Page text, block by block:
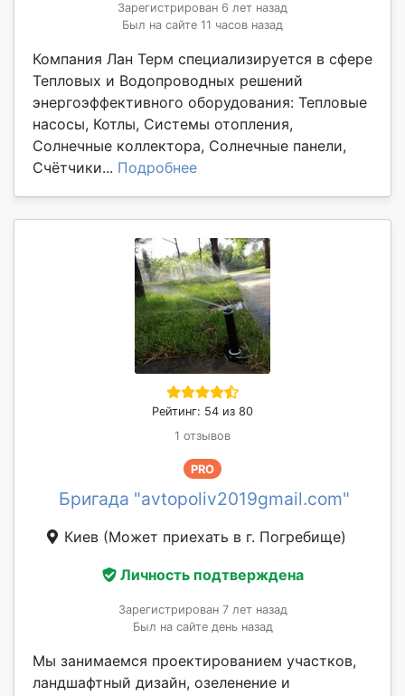
Зарегистрирован 6 лет назад
Был на сайте 11 часов назад
Компания Лан Терм специализируется в сфере
Тепловых и Водопроводных решений
энергоэффективного оборудования: Тепловые
насосы, Котлы, Системы отопления,
Солнечные коллектора, Солнечные панели,
Счётчики... Подробнее
Рейтинг: 54 из 80
1 отзывов
PRO
Бригада "avtopoliv2019gmail.com"
Киев (Может приехать в г. Погребище)
Личность подтверждена
Зарегистрирован 7 лет назад
Был на сайте день назад
Мы занимаемся проектированием участков,
ландшафтный дизайн, озеленение и